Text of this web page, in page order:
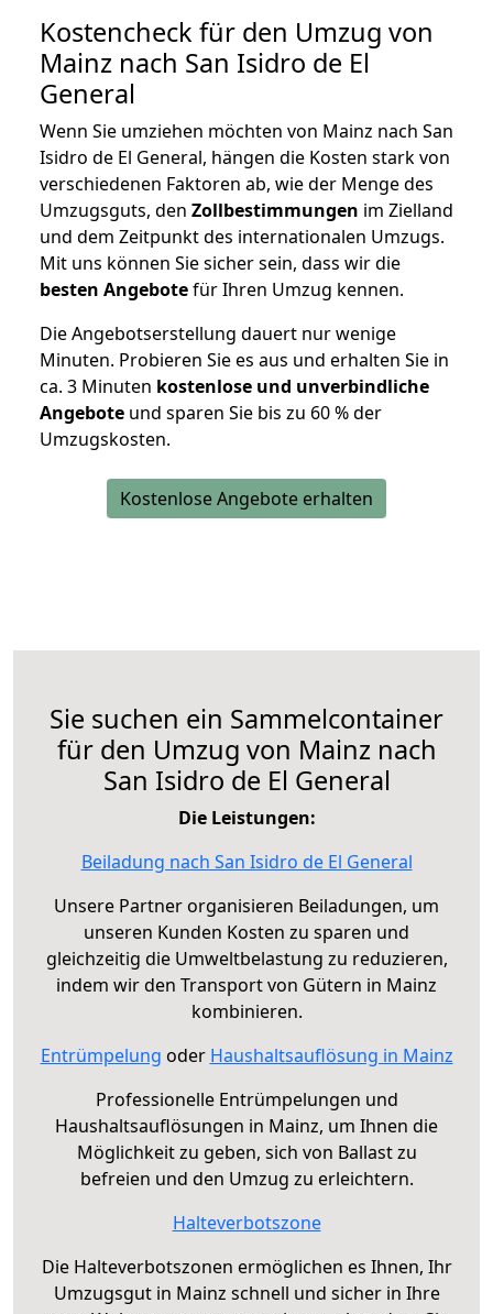
Kostencheck für den Umzug von
Mainz nach San Isidro de El
General
Wenn Sie umziehen möchten von Mainz nach San
Isidro de El General, hängen die Kosten stark von
verschiedenen Faktoren ab, wie der Menge des
Umzugsguts, den Zollbestimmungen im Zielland
und dem Zeitpunkt des internationalen Umzugs.
Mit uns können Sie sicher sein, dass wir die
besten Angebotefür Ihren Umzug kennen.
Die Angebotserstellung dauert nur wenige
Minuten. Probieren Sie es aus und erhalten Sie in
ca. 3 Minuten kostenlose und unverbindliche
Angebote und sparen Sie bis zu 60 % der
Umzugskosten.
Kostenlose Angebote erhalten
Sie suchen ein Sammelcontainer
für den Umzug von Mainz nach
San Isidro de El General
Die Leistungen:
Beiladung nach San Isidro de El General
Unsere Partner organisieren Beiladungen, um
unseren Kunden Kosten zu sparen und
gleichzeitig die Umweltbelastung zu reduzieren,
indem wir den Transport von Gütern in Mainz
kombinieren.
Entrümpelung oder Haushaltsauflösung in Mainz
Professionelle Entrümpelungen und
Haushaltsauflösungen in Mainz, um Ihnen die
Möglichkeit zu geben, sich von Ballast zu
befreien und den Umzug zu erleichtern.
Halteverbotszone
Die Halteverbotszonen ermöglichen es Ihnen, Ihr
Umzugsgut in Mainz schnell und sicher in Ihre